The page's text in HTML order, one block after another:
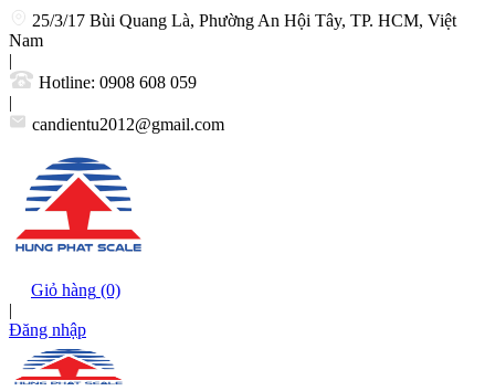
25/3/17 Bùi Quang Là, Phường An Hội Tây, TP. HCM, Việt
Nam
|
Hotline: 0908 608 059
|
candientu2012@gmail.com
Giỏ hàng (0)
|
Đăng nhập